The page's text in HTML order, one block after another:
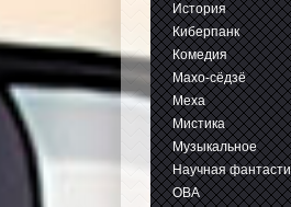
История
Киберпанк
Комедия
Махо-сёдзё
Меха
Мистика
Музыкальное
Научная
ОВА